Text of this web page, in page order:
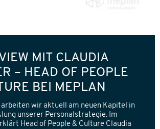
MIT CLAUDIA
– HEAD OF PEOPLE
BEI MEPLAN
arbeiten wir aktuell am neuen Kapitel in
unserer Personalstrategie. Im
Head of People & Culture Claudia